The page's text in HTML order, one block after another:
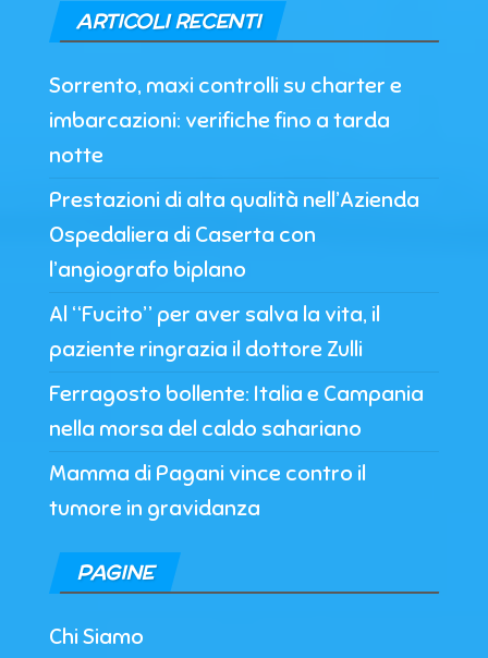
ARTICOLI RECENTI
Sorrento, maxi controlli su charter e
imbarcazioni: verifiche fino a tarda
notte
Prestazioni di alta qualità nell’Azienda
Ospedaliera di Caserta con
l’angiografo biplano
Al “Fucito” per aver salva la vita, il
paziente ringrazia il dottore Zulli
Ferragosto bollente: Italia e Campania
nella morsa del caldo sahariano
Mamma di Pagani vince contro il
tumore in gravidanza
PAGINE
Chi Siamo